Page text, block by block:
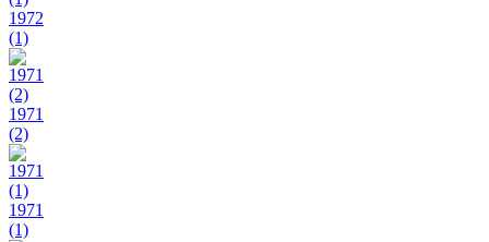
1972
(1)
1971
(2)
1971
(1)